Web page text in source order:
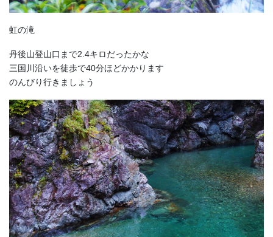
虹の滝
丹後山登山口まで2.4キロだったかな
三国川沿いを徒歩で40分ほどかかります
のんびり行きましょう